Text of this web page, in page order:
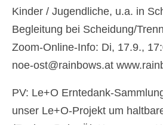
Kinder / Jugendliche, u.a. in
Begleitung bei Scheidung/
Zoom-Online-Info: Di, 17.9.,
noe-ost@rainbows.at
PV: Le+O Erntedank-
unser Le+O-Projekt um